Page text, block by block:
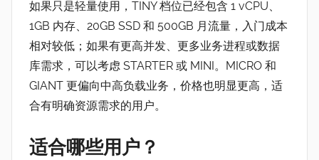
如果只是轻量使用，TINY 档位已经包含 1 vCPU、
1GB 内存、20GB SSD 和 500GB 月流量，入门成本
相对较低；如果有更高并发、更多业务进程或数据
库需求，可以考虑 STARTER 或 MINI。MICRO 和
GIANT 更偏向中高负载业务，价格也明显更高，适
合有明确资源需求的用户。
适合哪些用户？